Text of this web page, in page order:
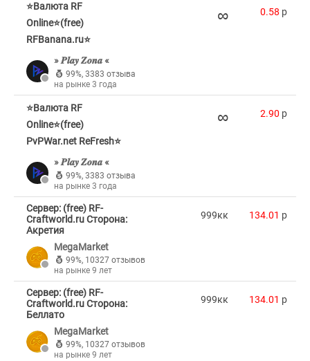
⭐Валюта RF
Online⭐(free)
RFBanana.ru⭐
» 𝑷𝒍𝒂𝒚 𝒁𝒐𝒏𝒂 «
99%, 3383 отзыва
на рынке 3 года
∞ 0.58 p
⭐Валюта RF
Online⭐(free)
PvPWar.net ReFresh⭐
» 𝑷𝒍𝒂𝒚 𝒁𝒐𝒏𝒂 «
99%, 3383 отзыва
на рынке 3 года
∞ 2.90 p
Сервер: (free) RF-
Craftworld.ru Сторона:
Акретия
MegaMarket
99%, 10327 отзывов
на рынке 9 лет
999кк 134.01 p
Сервер: (free) RF-
Craftworld.ru Сторона:
Беллато
MegaMarket
99%, 10327 отзывов
на рынке 9 лет
999кк 134.01 p